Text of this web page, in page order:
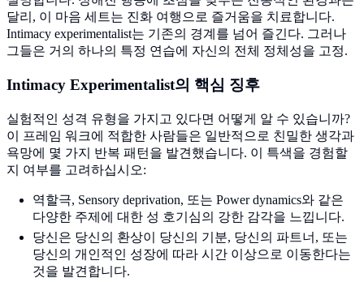
달리, 이 마음 세트는 진화 여행으로 즐거움을 치료합니다.
Intimacy experimentalist는 기존의 경계를 넘어 즐긴다. 그러나
그들은 거의 하나의 특정 연습에 자신의 전체 정체성을 고정.
Intimacy Experimentalist의 핵심 징후
실험적인 성격 유형을 가지고 있다면 어떻게 알 수 있습니까?
이 프레임 워크에 적합한 사람들은 일반적으로 친밀한 생각과
욕망에 몇 가지 반복 패턴을 발견했습니다. 이 특색을 경험할
지 여부를 고려하십시오:
역할극, Sensory deprivation, 또는 Power dynamics와 같은
다양한 주제에 대한 성 호기심의 강한 감각을 느낍니다.
당신은 당신의 환상이 당신의 기분, 당신의 파트너, 또는
당신의 개인적인 성장에 따라 시간 이상으로 이동한다는
것을 발견합니다.